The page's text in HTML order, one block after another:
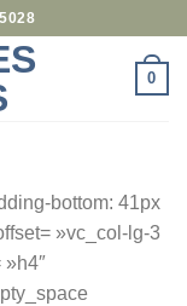
0
bottom: 41px
»vc_col-lg-3
»h4″